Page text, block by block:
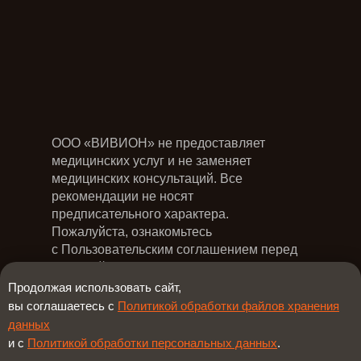
Политика
конфиденциальности
соглашение
Согласие на получение рассылки
ООО «ВИВИОН» не предоставляет
медицинских услуг и не заменяет
медицинских консультаций. Все
рекомендации не носят
предписательного характера.
Пожалуйста, ознакомьтесь
с Пользовательским соглашением перед
Продолжая использовать сайт,
вы соглашаетесь с Политикой обработки файлов хранения
данных
и с Политикой обработки персональных данных.